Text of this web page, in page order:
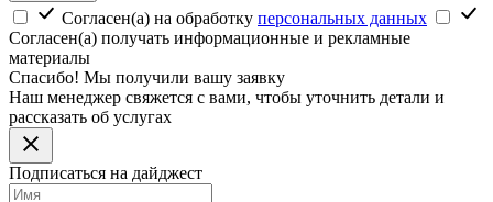
Согласен(а) на обработку персональных данных
Согласен(а) получать информационные и рекламные
материалы
Спасибо! Мы получили вашу заявку
Наш менеджер свяжется с вами, чтобы уточнить детали и
рассказать об услугах
Подписаться на дайджест